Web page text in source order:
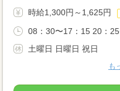
時給1,300円～1,625円
08：30〜17：15 20：
土曜日 日曜日 祝日
も